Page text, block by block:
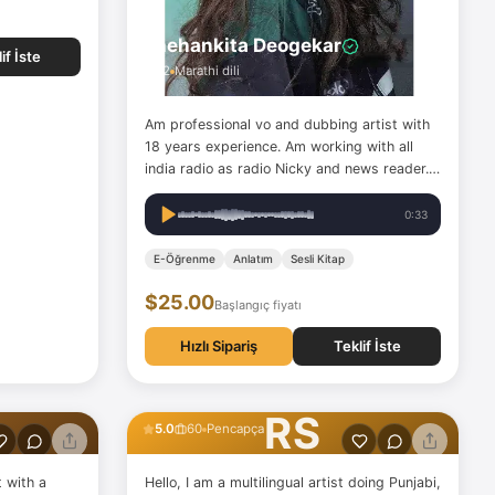
İste Snehankita Deogekar
32 Marathi dili
Am professional vo and dubbing artist with
18 years experience. Am working with all
india radio as radio Nicky and news reader. I
had lend my voice for various audio
commercial, movie dubbing, tvc dubbing,
IVR, e learning, children stories, audio
books, narrations and many more
0:33
E-Öğrenme Anlatım Sesli Kitap
$25.00Başlangıç fiyatı
Hızlı Sipariş Teklif İste
with a
RS
5.0 60 Pencapça
Hello, I am a multilingual artist doing Punjabi,